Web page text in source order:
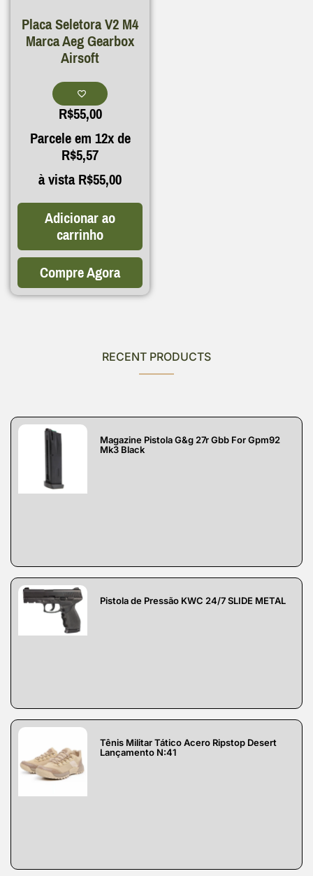
Placa Seletora V2 M4
Marca Aeg Gearbox
Airsoft
R$55,00
Parcele em 12x de
R$5,57
à vistaR$55,00
Adicionar ao
carrinho
Compre Agora
RECENT PRODUCTS
Magazine Pistola G&g 27r Gbb For Gpm92
Mk3 Black
Pistola de Pressão KWC 24/7 SLIDE METAL
Tênis Militar Tático Acero Ripstop Desert
Lançamento N:41